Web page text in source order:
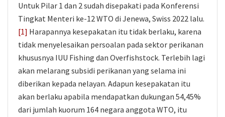
Untuk Pilar 1 dan 2 sudah disepakati pada Konferensi
Tingkat Menteri ke-12 WTO di Jenewa, Swiss 2022 lalu.
[1] Harapannya kesepakatan itu tidak berlaku, karena
tidak menyelesaikan persoalan pada sektor perikanan
khususnya IUU Fishing dan Overfishstock. Terlebih lagi
akan melarang subsidi perikanan yang selama ini
diberikan kepada nelayan. Adapun kesepakatan itu
akan berlaku apabila mendapatkan dukungan 54,45%
dari jumlah kuorum 164 negara anggota WTO, itu